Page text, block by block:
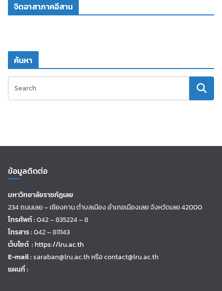
จิตอาสาภาคอีสาน
ค้นหา
ข้อมูลติดต่อ
มหาวิทยาลัยราชภัฏเลย
234 ถนนเลย – เชียงคาน ตำบลเมือง อำเภอเมืองเลย จังหวัดเลย 42000
โทรศัพท์ :042 – 835224 – 8
โทรสาร :042 – 811143
เว็บไซต์ :https://lru.ac.th
E-mail :saraban@lru.ac.thหรือ contact@lru.ac.th
แผนที่ :